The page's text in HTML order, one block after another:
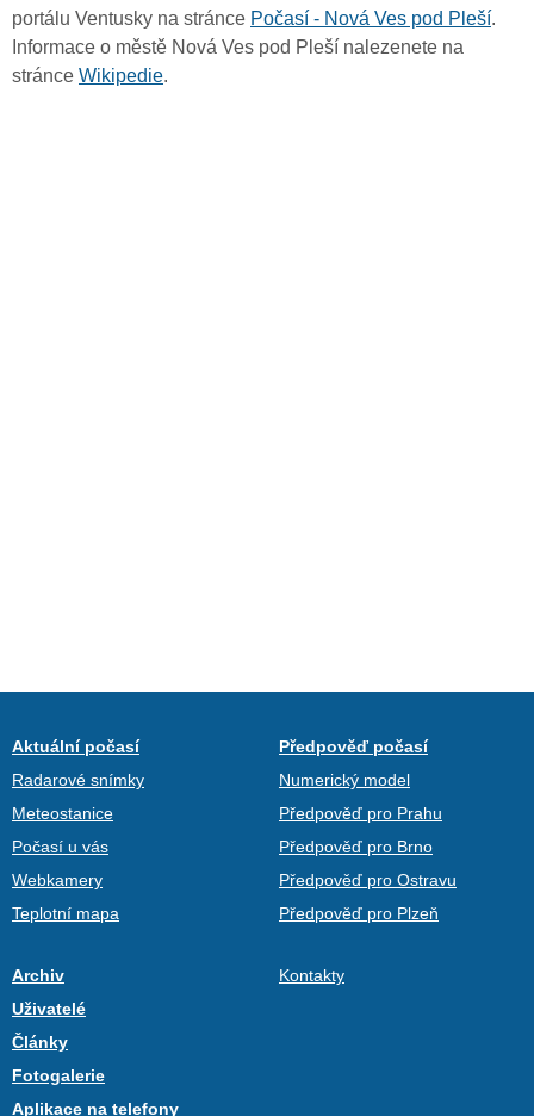
portálu Ventusky na stránce Počasí - Nová Ves pod Pleší.
Informace o městě Nová Ves pod Pleší nalezenete na
stránce Wikipedie.
Aktuální počasí
Radarové snímky
Meteostanice
Počasí u vás
Webkamery
Teplotní mapa
Předpověď počasí
Numerický model
Předpověď pro Prahu
Předpověď pro Brno
Předpověď pro Ostravu
Předpověď pro Plzeň
Archiv
Uživatelé
Články
Fotogalerie
Aplikace na telefony
Kontakty